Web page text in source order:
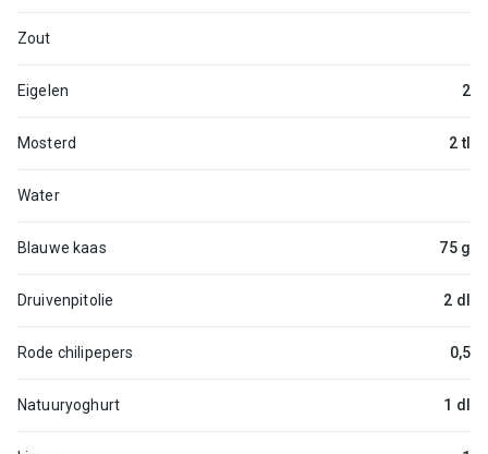
Zout
Eigelen 2
Mosterd 2 tl
Water
Blauwe kaas 75 g
Druivenpitolie 2 dl
Rode chilipepers 0,5
Natuuryoghurt 1 dl